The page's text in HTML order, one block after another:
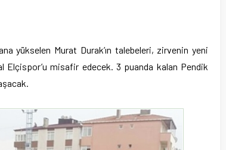
yükselen Murat Durak’ın talebeleri, zirvenin yeni
misafir edecek. 3 puanda kalan Pendik